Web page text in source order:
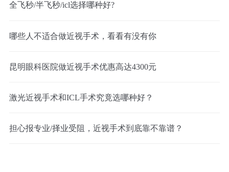
全飞秒/半飞秒/icl选择哪种好?
哪些人不适合做近视手术，看看有没有你
昆明眼科医院做近视手术优惠高达4300元
激光近视手术和ICL手术究竟选哪种好？
担心报专业/择业受阻，近视手术到底靠不靠谱？